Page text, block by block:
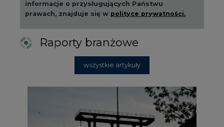
informacje o przysługujących Państwu
prawach, znajduje się w polityce prywatności.
Raporty branżowe
wszystkie artykuły